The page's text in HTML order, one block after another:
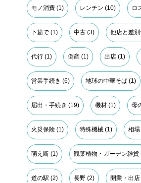
モノ消費 (1) レンチン (10) ロ
下茹で (1) 中古 (3) 他店と差
代行 (1) 倒産 (1) 出店 (1)
営業手続き (6) 地球の中華そば (1)
届出・手続き (19) 機材 (1) 母
火災保険 (1) 特殊機械 (1) 相場
萌え断 (1) 観葉植物・ガーデン雑貨
道の駅 (2) 長野 (2) 開業・出店